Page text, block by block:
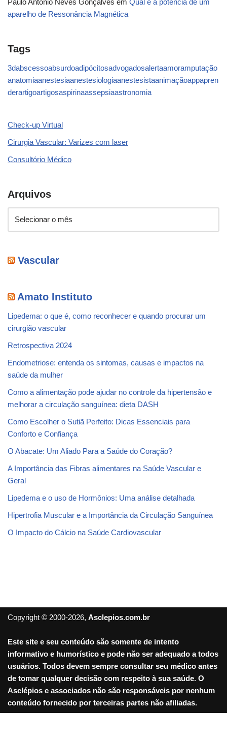
aparelho de Ressonância Magnética
Tags
3dabscessoabsurdoadipócitosadvogadosalertaamoramputação
anatomiaanestesiaanestesiologiaanestesistaanimaçãoappapren
derartigoartigosaspirinaassepsiaastronomia
Check-up Virtual
Cirurgia Vascular: Varizes com laser
Consultório Médico
Arquivos
Vascular
Amato Instituto
Lipedema: o que é, como reconhecer e quando procurar um
cirurgião vascular
Retrospectiva 2024
Endometriose: entenda os sintomas, causas e impactos na
saúde da mulher
Como a alimentação pode ajudar no controle da hipertensão e
melhorar a circulação sanguínea: dieta DASH
Como Escolher o Sutiã Perfeito: Dicas Essenciais para
Conforto e Confiança
O Abacate: Um Aliado Para a Saúde do Coração?
A Importância das Fibras alimentares na Saúde Vascular e
Geral
Lipedema e o uso de Hormônios: Uma análise detalhada
Hipertrofia Muscular e a Importância da Circulação Sanguínea
O Impacto do Cálcio na Saúde Cardiovascular
Copyright © 2000-2026, Asclepios.com.br
Este site e seu conteúdo são somente de intento
informativo e humorístico e pode não ser adequado a todos
usuários. Todos devem sempre consultar seu médico antes
de tomar qualquer decisão com respeito à sua saúde. O
Asclépios e associados não são responsáveis por nenhum
conteúdo fornecido por terceiras partes não afiliadas.